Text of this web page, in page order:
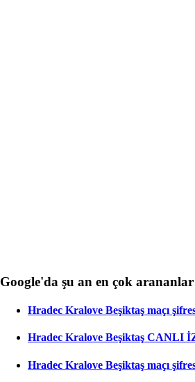
Google'da şu an en çok arananlar
Hradec Kralove Beşiktaş maçı
Hradec Kralove Beşiktaş CANLI
Hradec Kralove Beşiktaş maçı